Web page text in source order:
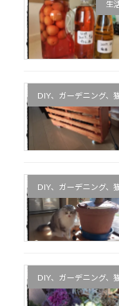
生
DIY、ガーデニング、
DIY、ガーデニング、
DIY、ガーデニング、